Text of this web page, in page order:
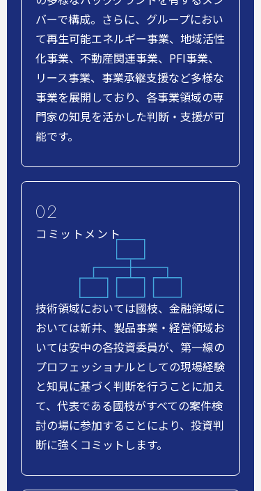
バーで構成。さらに、グループにおい
て再生可能エネルギー事業、地域活性
化事業、不動産関連事業、PFI事業、
リース事業、事業承継支援など多様な
事業を展開しており、各事業領域の専
門家の知見を活かした判断・支援が可
能です。
コミットメント
技術領域においては國枝、金融領域に
おいては新井、製品事業・経営領域お
いては安中の各投資委員が、第一線の
プロフェッショナルとしての現場経験
と知見に基づく判断を行うことに加え
て、代表である國枝がすべての案件検
討の場に参加することにより、投資判
断に強くコミットします。